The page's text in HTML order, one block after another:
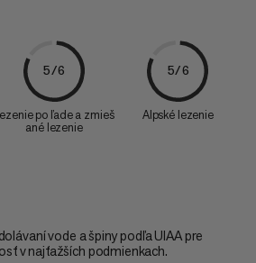
5/6
po ľade a zmieš
ané lezenie
5/6
Alpské lezenie
vode a špiny podľa UIAA pre
v najťažších podmienkach.